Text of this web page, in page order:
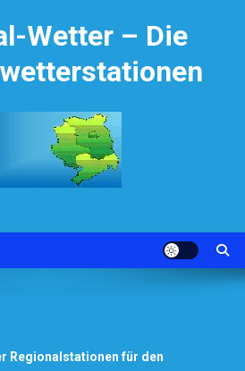
Wetter – Die
Regionalstationen für den